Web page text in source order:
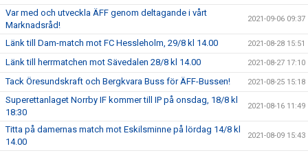
Var med och utveckla ÄFF genom deltagande i vårt
Marknadsråd!
2021-09-06 09:37
Länk till Dam-match mot FC Hessleholm, 29/8 kl 14.00 2021-08-28 15:51
Länk till herrmatchen mot Sävedalen 28/8 kl 14.00 2021-08-27 17:10
Tack Öresundskraft och Bergkvara Buss för ÄFF-Bussen! 2021-08-25 15:18
Superettanlaget Norrby IF kommer till IP på onsdag, 18/8 kl
18:30
2021-08-16 11:49
Titta på damernas match mot Eskilsminne på lördag 14/8 kl
14.00
2021-08-09 15:43